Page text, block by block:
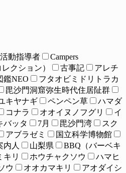
動指導者
Campers
クション）
古事記
アレチ
鑑NEO
フタオビミドリトラカ
毘沙門洞窟弥生時代住居阯群
キヤナギ ペンペン草
ハマダ
コナラ オオイヌノフグリ
イ
バッタ 7月 毘沙門湾
スク
アブラゼミ
国立科学博物館
内人 山梨県
BBQ（バーベキ
キリ ホウチャクソウ
ハマヒ
ウ オオカマキリ
アオダイシ